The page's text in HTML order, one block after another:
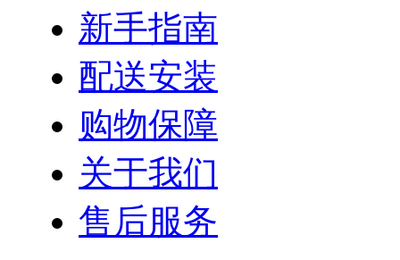
新手指南
配送安装
购物保障
关于我们
售后服务